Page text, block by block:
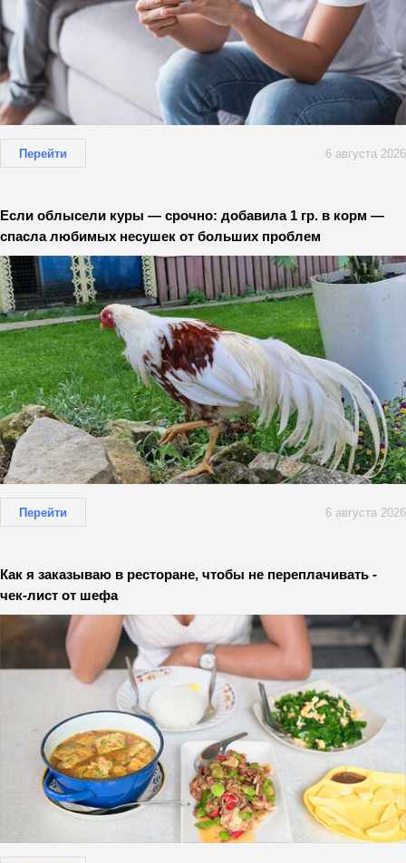
Перейти 6 августа 2026
Если облысели куры — срочно: добавила 1 гр. в корм —
спасла любимых несушек от больших проблем
Перейти 6 августа 2026
Как я заказываю в ресторане, чтобы не переплачивать -
чек-лист от шефа